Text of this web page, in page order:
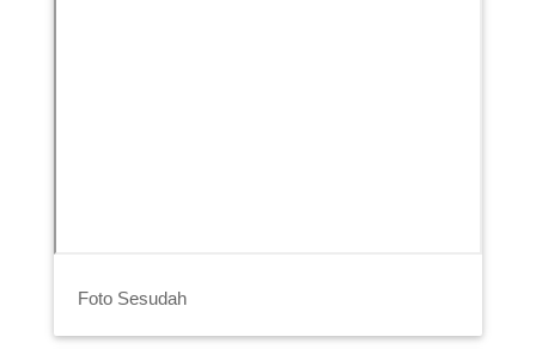
Foto Sesudah